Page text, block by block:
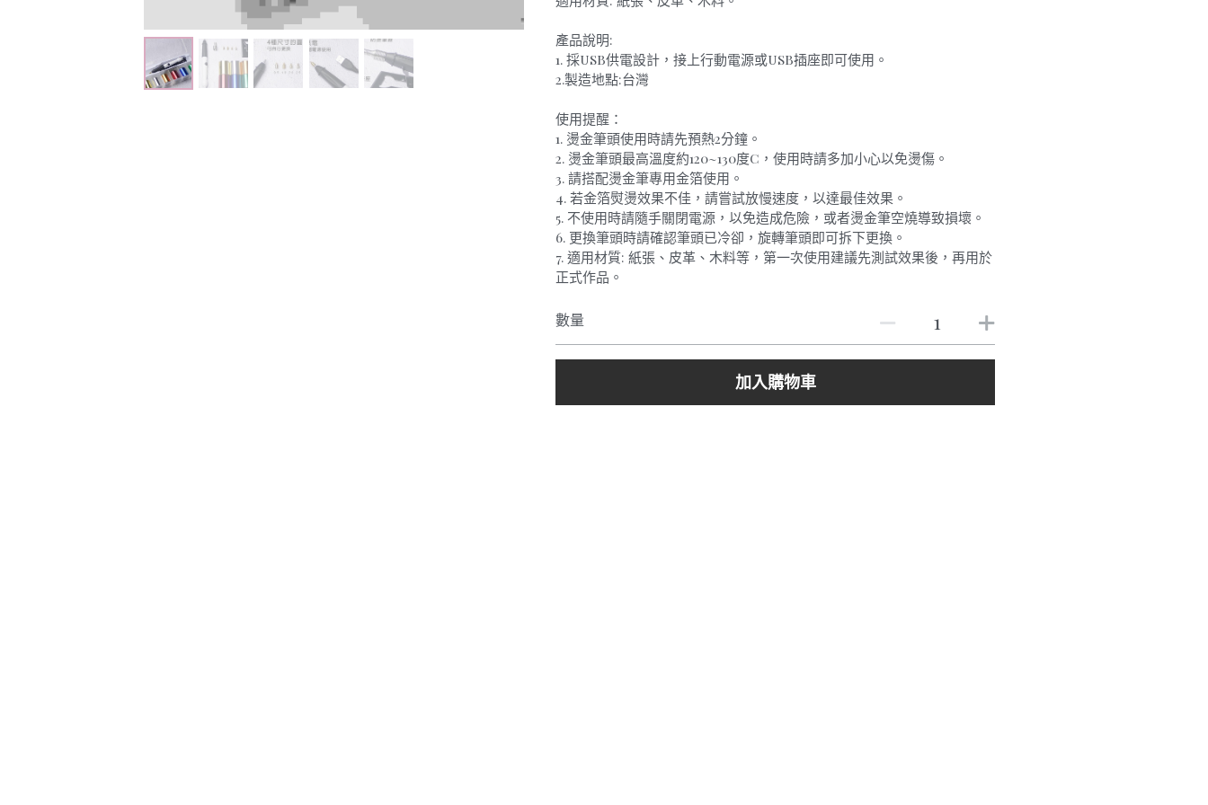
產品說明:
1. 採USB供電設計，接上行動電源或USB插座即可使用。
2.製造地點:台灣
使用提醒：
1. 燙金筆頭使用時請先預熱2分鐘。
2. 燙金筆頭最高溫度約120~130度C，使用時請多加小心以免燙傷。
3. 請搭配燙金筆專用金箔使用。
4. 若金箔熨燙效果不佳，請嘗試放慢速度，以達最佳效果。
5. 不使用時請隨手關閉電源，以免造成危險，或者燙金筆空燒導致損壞。
6. 更換筆頭時請確認筆頭已冷卻，旋轉筆頭即可拆下更換。
7. 適用材質: 紙張、皮革、木料等，第一次使用建議先測試效果後，再用於
正式作品。
數量
加入購物車